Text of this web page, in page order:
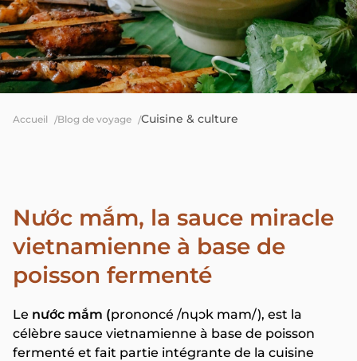
Accueil Blog de voyage Cuisine & culture
Nước mắm, la sauce miracle
vietnamienne à base de
poisson fermenté
Le nước mắm (prononcé /nɥɔk mam/), est la
célèbre sauce vietnamienne à base de poisson
fermenté et fait partie intégrante de la cuisine